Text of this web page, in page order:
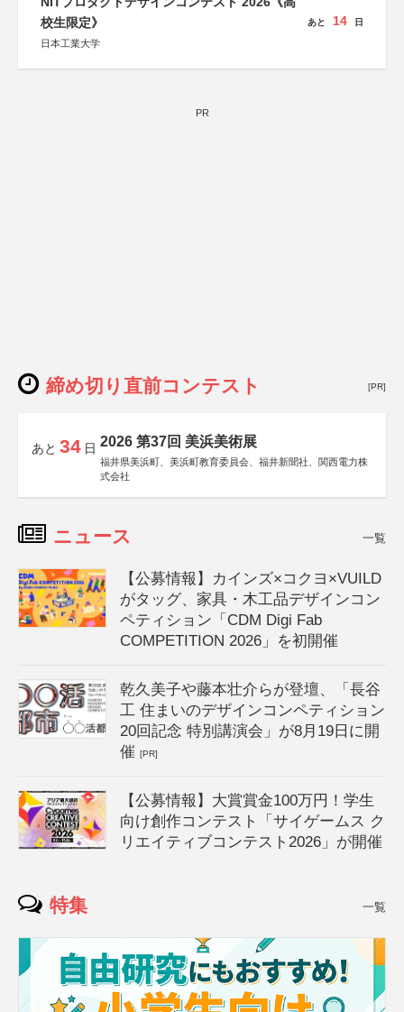
校生限定》
日本工業大学
あと 14 日
PR
締め切り直前コンテスト [PR]
あと 34 日 2026 第37回 美浜美術展
福井県美浜町、美浜町教育委員会、福井新聞社、関西電力株
式会社
ニュース 一覧
【公募情報】カインズ×コクヨ×VUILD
がタッグ、家具・木工品デザインコン
ペティション「CDM Digi Fab
COMPETITION 2026」を初開催
乾久美子や藤本壮介らが登壇、「長谷
工 住まいのデザインコンペティション
20回記念 特別講演会」が8月19日に開
催[PR]
【公募情報】大賞賞金100万円！学生
向け創作コンテスト「サイゲームス ク
リエイティブコンテスト2026」が開催
特集 一覧